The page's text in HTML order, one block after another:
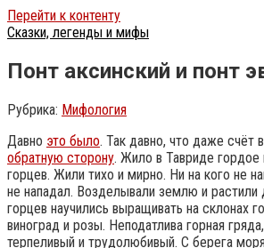
Перейти к контенту
Сказки, легенды и мифы
Понт аксинский и понт
Рубрика: Мифология
Давно это было. Так давно, что даже счёт
обратную сторону. Жило в Тавриде
горцев. Жили тихо и мирно. Ни на кого не
не нападал. Возделывали землю и растили
горцев научились выращивать на склонах
виноград и розы. Неподатлива горная
терпеливый и трудолюбивый. С берега